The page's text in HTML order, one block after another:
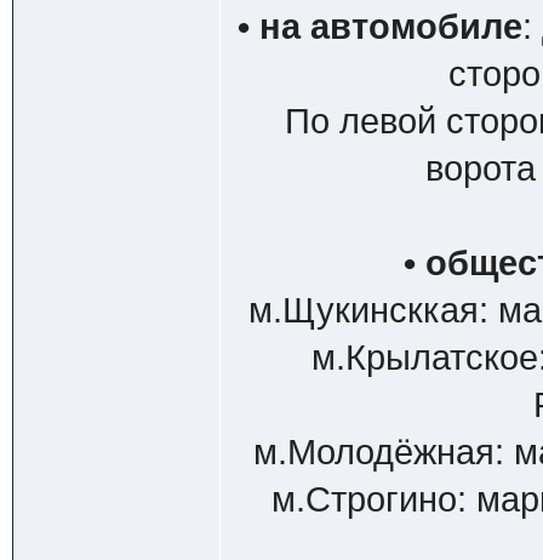
• на автомобиле:
По левой
•
м.Щукинсккая:
м.Молодёжная:
м.Строгино: